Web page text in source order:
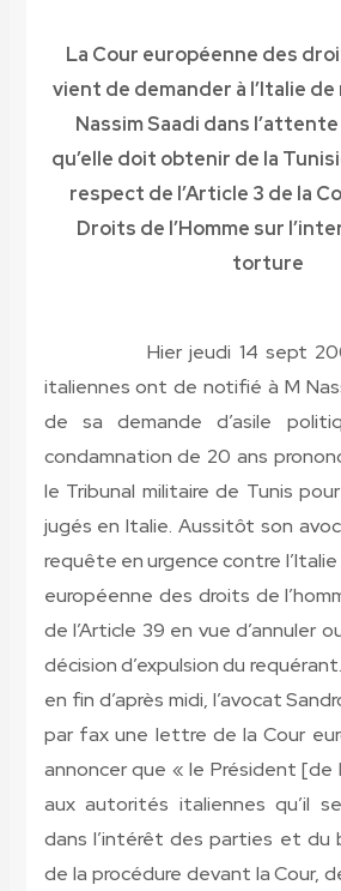
La Cour européenne des
vient de demander à l’Italie de
Nassim Saadi dans
qu’elle doit obtenir de la
respect de l’Article 3 de la
Droits de l’Homme sur
torture
Hier jeudi 14 sept
italiennes ont de notifié à M
de sa demande d’asile
condamnation de 20 ans
le Tribunal militaire de Tunis
jugés en Italie. Aussitôt son
requête en urgence contre l’Italie
européenne des droits de
de l’Article 39 en vue d’annuler
décision d’expulsion du
en fin d’après midi, l’avocat
par fax une lettre de la Cour
annoncer que « le Président [de
aux autorités italiennes qu’il
dans l’intérêt des parties et du
de la procédure devant la Cour,